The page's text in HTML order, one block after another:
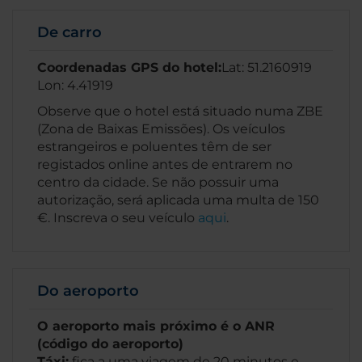
De carro
Coordenadas GPS do hotel:Lat: 51.2160919
Lon: 4.41919
Observe que o hotel está situado numa ZBE
(Zona de Baixas Emissões). Os veículos
estrangeiros e poluentes têm de ser
registados online antes de entrarem no
centro da cidade. Se não possuir uma
autorização, será aplicada uma multa de 150
€. Inscreva o seu veículo aqui.
Do aeroporto
O aeroporto mais próximo é o ANR
(código do aeroporto)